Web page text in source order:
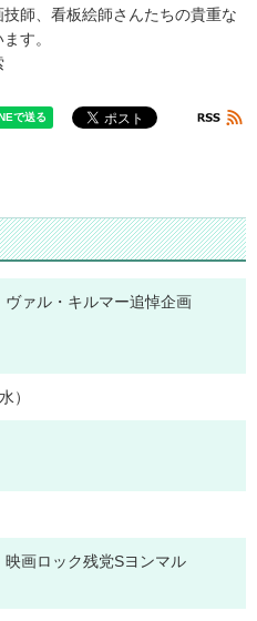
師、看板絵師さんたちの貴重な
す。
ァル・キルマー追悼企画
）
画ロック残党Sヨンマル